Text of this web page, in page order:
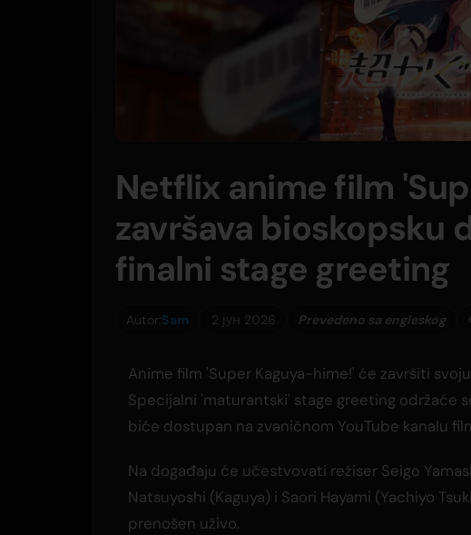
Netflix anime film
završava bioskopsku
finalni stage greeting
Autor:Sam 2 јун 2026 Prevedeno sa engleskog
Anime film 'Super Kaguya-hime!' će završiti
Specijalni 'maturantski' stage greeting održaće
biće dostupan na zvaničnom YouTube kanalu
Na događaju će učestvovati režiser Seigo
Natsuyoshi (Kaguya) i Saori Hayami (Yachiyo
prenošen uživo.